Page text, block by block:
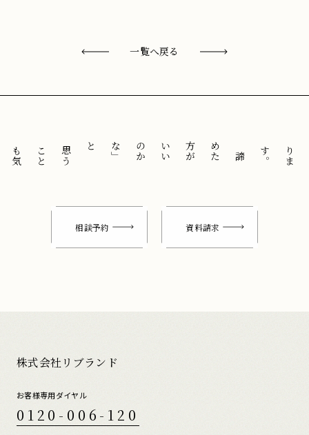
一覧へ戻る
。
「
諦
め
た
方
が
い
い
の
か
な
」
と
思
う
こ
と
も
気
に
せ
ずに
相談予約 資料請求
株式会社リブランド
お客様専用ダイヤル
0120-006-120